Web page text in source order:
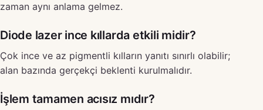
zaman aynı anlama gelmez.
Diode lazer ince kıllarda etkili midir?
Çok ince ve az pigmentli kılların yanıtı sınırlı olabilir;
alan bazında gerçekçi beklenti kurulmalıdır.
İşlem tamamen acısız mıdır?